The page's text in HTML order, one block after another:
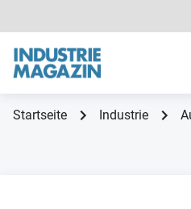
Startseite Industrie